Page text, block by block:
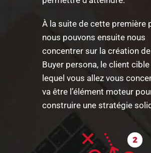
À la suite de cette première
nous pouvons ensuite nous
concentrer sur la création
Buyer persona, le client
lequel vous allez vous
va être l’élément moteur
construire une stratégie